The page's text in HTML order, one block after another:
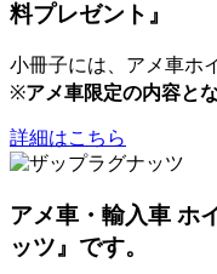
料プレゼント』
小冊子には、アメ車ホ
※アメ車限定の内容と
詳細はこちら
アメ車・輸入車 ホ
ッツ』です。